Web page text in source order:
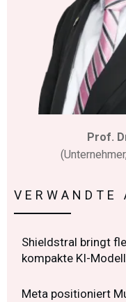
Prof.
VERWANDTE
Shieldstral bringt
kompakte KI-
Meta positioniert